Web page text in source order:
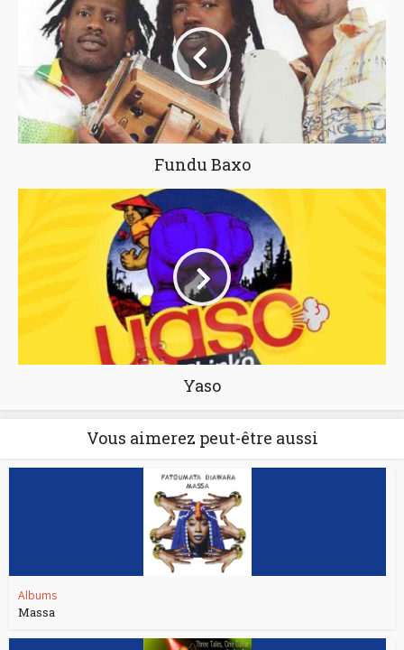
Fundu Baxo
Yaso
Vous aimerez peut-être aussi
Albums
Massa